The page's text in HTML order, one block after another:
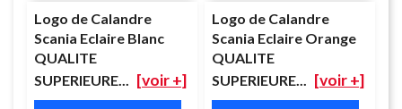
Logo de Calandre
Scania Eclaire Blanc
QUALITE
SUPERIEURE... [voir +]
Logo de Calandre
Scania Eclaire Orange
QUALITE
SUPERIEURE... [voir +]